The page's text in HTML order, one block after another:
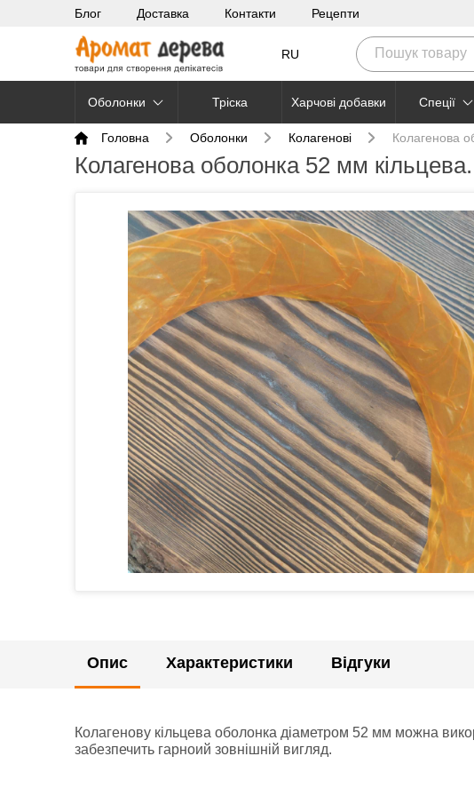
Блог Доставка Контакти Рецепти
RU
Оболонки Тріска Харчові добавки Cпеції
Головна Оболонки Колагенові Колагенова
Колагенова оболонка 52 мм
Опис Характеристики Відгуки
Колагенову кільцева оболонка діаметром 52 мм можна
забезпечить гарноий зовнішній вигляд.